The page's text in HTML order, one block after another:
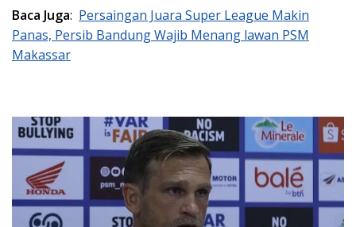
Baca Juga: Persaingan Juara Super League Makin
Panas, Persib Bandung Wajib Menang lawan PSM
Makassar